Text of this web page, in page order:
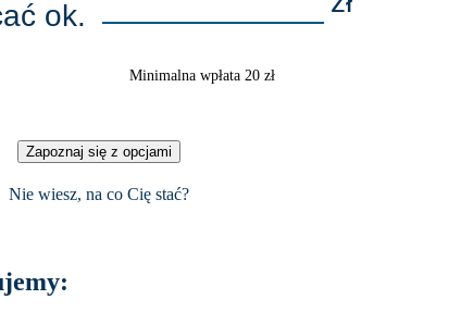
ok.
Minimalna wpłata 20zł
Zapoznaj się z opcjami
Nie wiesz, na co Cię stać?